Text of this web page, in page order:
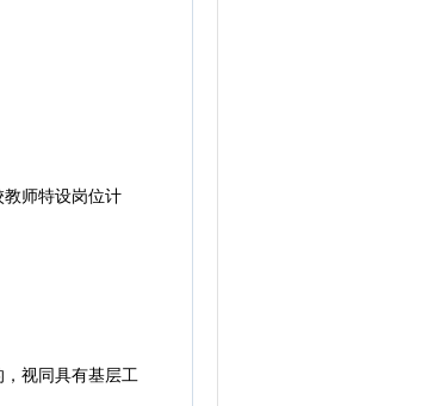
师特设岗位计
视同具有基层工